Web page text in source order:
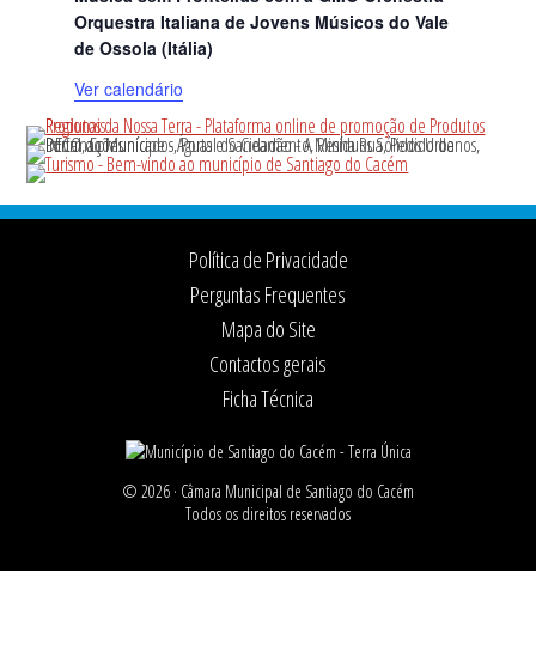
Orquestra Italiana de Jovens Músicos do Vale
de Ossola (Itália)
Ver calendário
Footer
Política de Privacidade
Perguntas Frequentes
Mapa do Site
Contactos gerais
Ficha Técnica
© 2026 · Câmara Municipal de Santiago do Cacém
Todos os direitos reservados